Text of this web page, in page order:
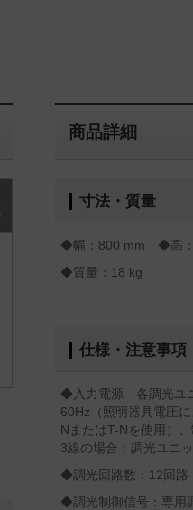
商品詳細
寸法・質量
◆幅：800 mm ◆高
◆質量：18 kg
仕様・注意事項
◆入力電源 各調光ユ
60Hz（照明器具電圧
NまたはT-Nを使用）
3線の場合：調光ユニ
◆調光回路数：12回路
◆調光制御信号：専用